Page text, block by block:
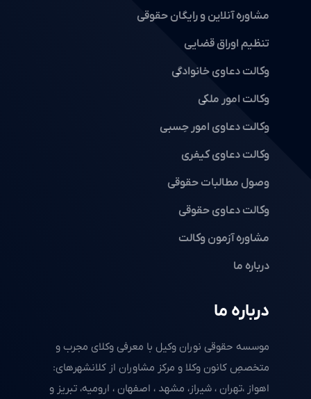
درباره ما
موسسه حقوقی نوران وکیل با معرفی وکلای مجرب و
متخصصِ کانون وکلا و مرکز مشاوران از کلانشهرهای:
اهواز ،تهران ، شیراز، مشهد ، اصفهان ، ارومیه، تبریز و
مشاوره آنلاین و رایگان حقوقی
تنظیم اوراق قضایی
وکالت دعاوی خانوادگی
وکالت امور ملکی
وکالت دعاوی امور حِسبی
وکالت دعاوی کیفری
وصول مطالبات حقوقی
وکالت دعاوی حقوقی
مشاوره آزمون وکالت
درباره ما